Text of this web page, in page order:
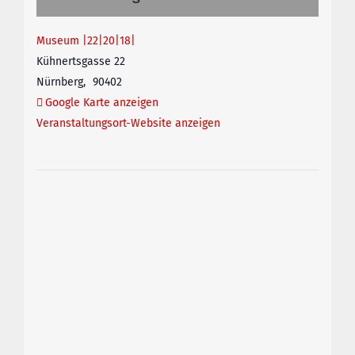
Museum |22|20|18|
Kühnertsgasse 22
Nürnberg, 90402
Google Karte anzeigen
Veranstaltungsort-Website anzeigen